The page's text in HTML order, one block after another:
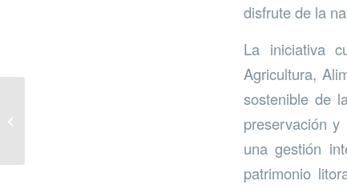
disfrute de la
La iniciativa
Agricultura,
sostenible de
preservación
una gestión
patrimonio